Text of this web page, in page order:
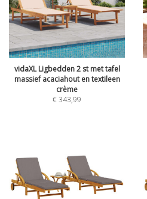
vidaXL Ligbedden 2 st met tafel
massief acaciahout en textileen
crème
€343,99